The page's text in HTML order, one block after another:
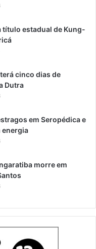
estadual de Kung-
cinco dias de
Dutra
em Seropédica e
energia
morre em